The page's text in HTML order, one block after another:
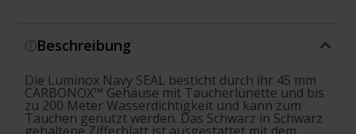
3500 Series
Foundation The Guardian
3500 Series
Beschreibung
Die Luminox Navy SEAL besticht durch ihr 45 mm
CARBONOX™ Gehäuse mit Taucherlünette und bis
zu 200 Meter Wasserdichtigkeit und kann zum
Tauchen genutzt werden. Das Schwarz in Schwarz